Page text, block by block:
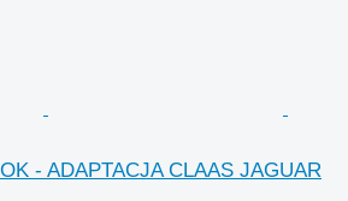
- ADAPTACJA CLAAS JAGUAR